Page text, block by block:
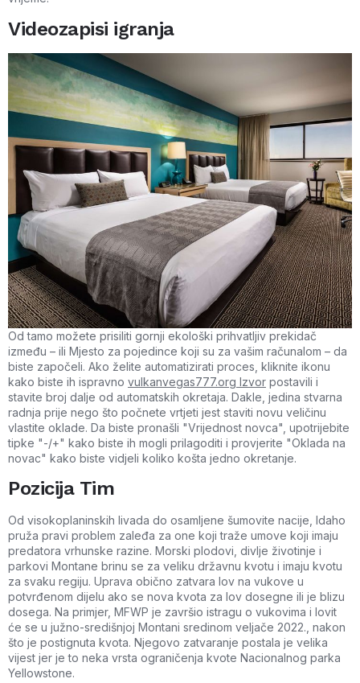
Videozapisi igranja
Od tamo možete prisiliti gornji ekološki prihvatljiv prekidač
između – ili Mjesto za pojedince koji su za vašim računalom – da
biste započeli. Ako želite automatizirati proces, kliknite ikonu
kako biste ih ispravno vulkanvegas777.org Izvor postavili i
stavite broj dalje od automatskih okretaja. Dakle, jedina stvarna
radnja prije nego što počnete vrtjeti jest staviti novu veličinu
vlastite oklade. Da biste pronašli "Vrijednost novca", upotrijebite
tipke "-/+" kako biste ih mogli prilagoditi i provjerite "Oklada na
novac" kako biste vidjeli koliko košta jedno okretanje.
Pozicija Tim
Od visokoplaninskih livada do osamljene šumovite nacije, Idaho
pruža pravi problem zaleđa za one koji traže umove koji imaju
predatora vrhunske razine. Morski plodovi, divlje životinje i
parkovi Montane brinu se za veliku državnu kvotu i imaju kvotu
za svaku regiju. Uprava obično zatvara lov na vukove u
potvrđenom dijelu ako se nova kvota za lov dosegne ili je blizu
dosega. Na primjer, MFWP je završio istragu o vukovima i lovit
će se u južno-središnjoj Montani sredinom veljače 2022., nakon
što je postignuta kvota. Njegovo zatvaranje postala je velika
vijest jer je to neka vrsta ograničenja kvote Nacionalnog parka
Yellowstone.